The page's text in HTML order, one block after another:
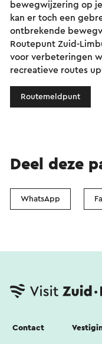
bewegwijzering op
kan er toch een
ontbrekende
Routepunt Zuid-
voor verbeteringen
recreatieve routes
Routemeldpunt
Deel deze
WhatsApp
Contact